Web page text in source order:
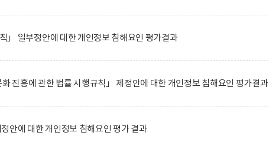
」 일부정안에 대한 개인정보 침해요인 평가결과
화 진흥에 관한 법률 시행규칙」 제정안에 대한 개인정보 침해요인 평가결과
안에 대한 개인정보 침해요인 평가 결과